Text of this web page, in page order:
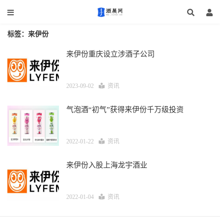
标签：来伊份
来伊份重庆设立涉酒子公司
2023-09-02 资讯
气泡酒“初气”获得来伊份千万级投资
2022-01-22 资讯
来伊份入股上海龙宇酒业
2022-01-04 资讯